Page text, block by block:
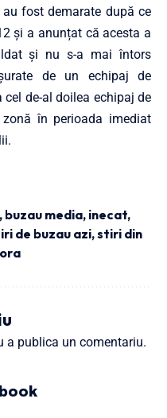
fost demarate după ce
și a anunțat că acesta a
și nu s-a mai întors
de un echipaj de
de-al doilea echipaj de
în perioada imediat
, buzau media, inecat,
de buzau azi,stiri din
a publica un comentariu.